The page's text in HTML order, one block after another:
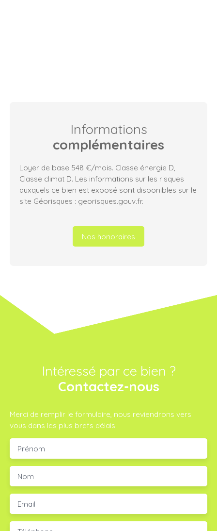
Informations
complémentaires
Loyer de base 548 €/mois. Classe énergie D,
Classe climat D. Les informations sur les risques
auxquels ce bien est exposé sont disponibles sur le
site Géorisques : georisques.gouv.fr.
Nos honoraires
Intéressé par ce bien ?
Contactez-nous
Merci de remplir le formulaire, nous reviendrons vers
vous dans les plus brefs délais.
Prénom
Nom
Email